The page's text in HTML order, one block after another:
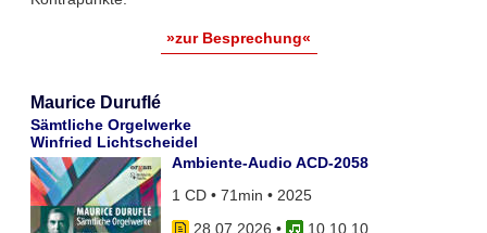
»zur Besprechung«
Maurice Duruflé
Sämtliche Orgelwerke
Winfried Lichtscheidel
Ambiente-Audio ACD-2058
1 CD • 71min • 2025
28.07.2026 •
10 10 10